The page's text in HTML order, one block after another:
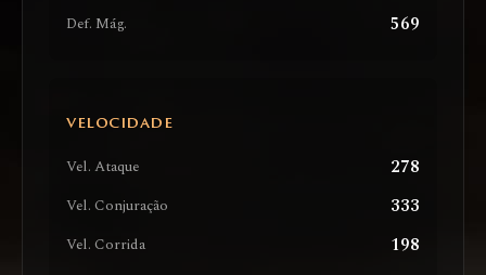
Def. Mág. 569
VELOCIDADE
Vel. Ataque 278
Vel. Conjuração 333
Vel. Corrida 198